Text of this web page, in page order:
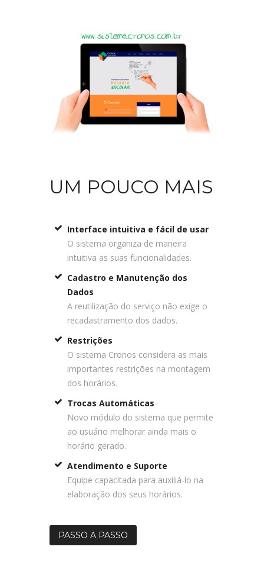
UM POUCO MAIS
Interface intuitiva e fácil de usar
O sistema organiza de maneira
intuitiva as suas funcionalidades.
Cadastro e Manutenção dos
Dados
A reutilização do serviço não exige o
recadastramento dos dados.
Restrições
O sistema Cronos considera as mais
importantes restrições na montagem
dos horários.
Trocas Automáticas
Novo módulo do sistema que permite
ao usuário melhorar ainda mais o
horário gerado.
Atendimento e Suporte
Equipe capacitada para auxiliá-lo na
elaboração dos seus horários.
PASSO A PASSO